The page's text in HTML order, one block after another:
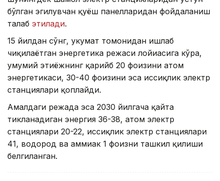
бўлган эгилувчан қуёш панелларидан фойдаланиш
талаб этилади.
15 йилдан сўнг, ҳукумат томонидан ишлаб
чиқилаётган энергетика режаси лойиҳасига кўра,
умумий эҳтиёжнинг қарийб 20 фоизини атом
энергетикаси, 30-40 фоизини эса иссиқлик электр
станциялари қоплайди.
Амалдаги режада эса 2030 йилгача қайта
тикланадиган энергия 36-38, атом электр
станциялари 20-22, иссиқлик электр станциялари
41, водород ва аммиак 1 фоизни ташкил қилиши
белгиланган.